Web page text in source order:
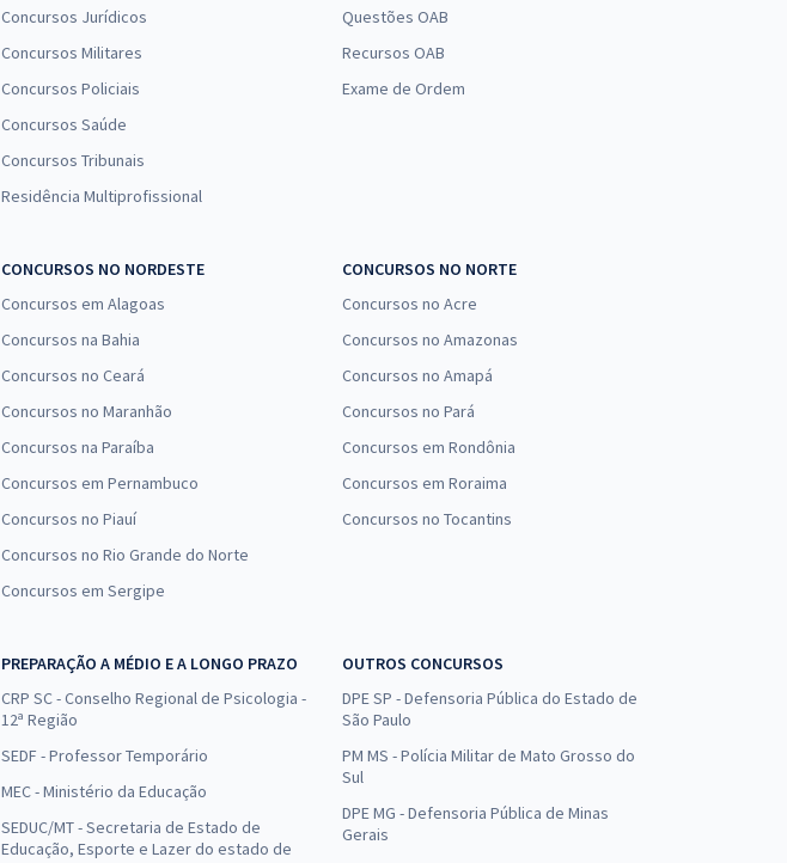
Concursos Jurídicos
Concursos Militares
Concursos Policiais
Concursos Saúde
Concursos Tribunais
Residência Multiprofissional
Questões OAB
Recursos OAB
Exame de Ordem
CONCURSOS NO NORDESTE
Concursos em Alagoas
Concursos na Bahia
Concursos no Ceará
Concursos no Maranhão
Concursos na Paraíba
Concursos em Pernambuco
Concursos no Piauí
Concursos no Rio Grande do Norte
Concursos em Sergipe
CONCURSOS NO NORTE
Concursos no Acre
Concursos no Amazonas
Concursos no Amapá
Concursos no Pará
Concursos em Rondônia
Concursos em Roraima
Concursos no Tocantins
PREPARAÇÃO A MÉDIO E A LONGO PRAZO
CRP SC - Conselho Regional de Psicologia -
12ª Região
SEDF - Professor Temporário
MEC - Ministério da Educação
SEDUC/MT - Secretaria de Estado de
Educação, Esporte e Lazer do estado de
OUTROS CONCURSOS
DPE SP - Defensoria Pública do Estado de
São Paulo
PM MS - Polícia Militar de Mato Grosso do
Sul
DPE MG - Defensoria Pública de Minas
Gerais